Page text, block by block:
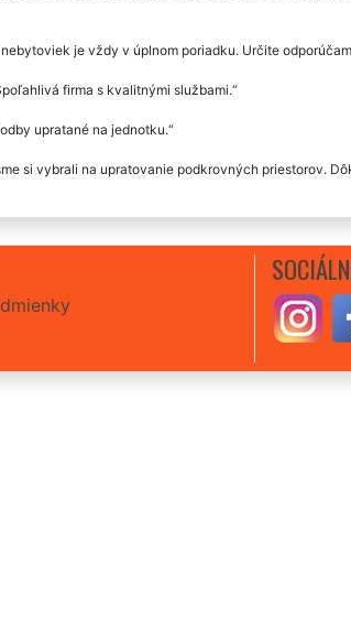
je vždy v úplnom poriadku. Určite
firma s kvalitnými službami.
upratané na jednotku.
si vybrali na upratovanie podkrovných priestorov.